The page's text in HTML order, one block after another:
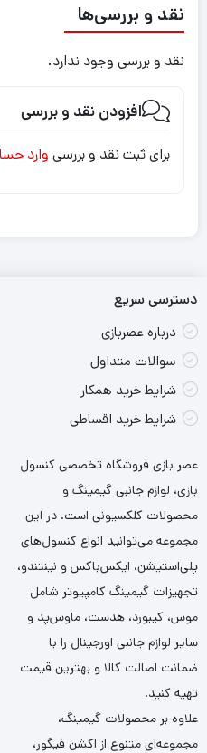
نقد و بررسی‌ها
نقد و بررسی وجود ندارد.
افزودن نقد و بررسی
برای ثبت نقد و بررسی وارد
دسترسی سریع
درباره عصربازی
سوالات متداول
شرایط خرید همکار
شرایط خرید اقساطی
عصر بازی فروشگاه تخصصی کنسول
بازی، لوازم جانبی گیمینگ و
محصولات کلکسیونی است. در این
مجموعه می‌توانید انواع کنسول‌های
پلی‌استیشن، ایکس‌باکس و نینتندو،
تجهیزات گیمینگ کامپیوتر شامل
موس، کیبورد، هدست، ماوس‌پد و
سایر لوازم جانبی اورجینال را با
ضمانت اصالت کالا و بهترین قیمت
تهیه کنید.
علاوه بر محصولات گیمینگ،
مجموعه‌ای متنوع از اکشن فیگور،